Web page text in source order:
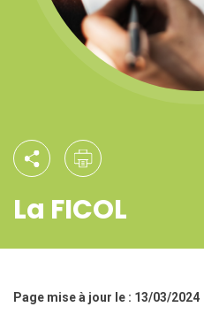
La FICOL
Page mise à jour le : 13/03/2024